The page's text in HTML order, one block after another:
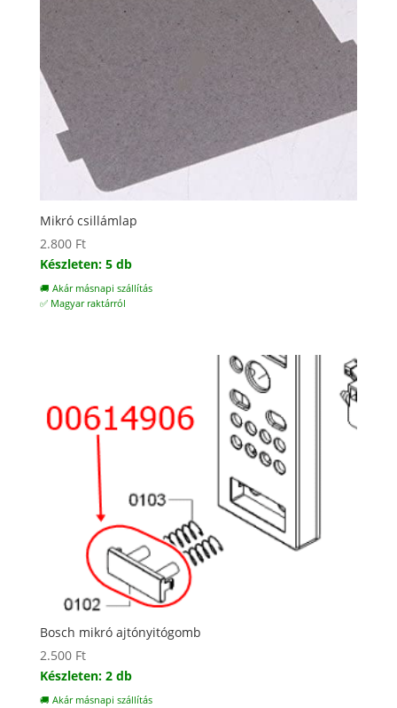
Mikró csillámlap
2.800 Ft
Készleten: 5 db
🚚 Akár másnapi szállítás
✅ Magyar raktárról
Bosch mikró ajtónyitógomb
2.500 Ft
Készleten: 2 db
🚚 Akár másnapi szállítás